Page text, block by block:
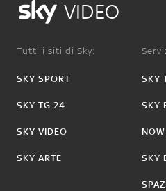
VIDEO
Tutti i siti di Sky:
SKY SPORT
SKY TG 24
SKY VIDEO
SKY ARTE
SKY
SKY
NOW
SKY